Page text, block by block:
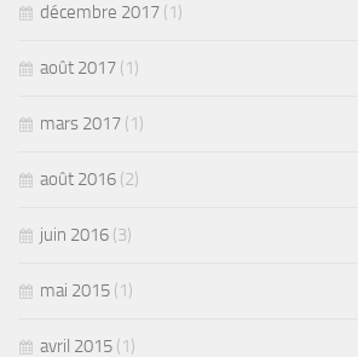
décembre 2017 (1)
août 2017 (1)
mars 2017 (1)
août 2016 (2)
juin 2016 (3)
mai 2015 (1)
avril 2015 (1)